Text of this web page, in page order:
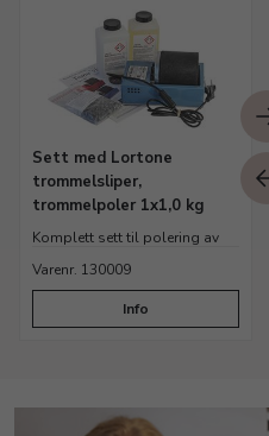
Sett med Lortone
trommelsliper,
trommelpoler 1x1,0 kg
Komplett sett til polering av
Varenr. 130009
Info